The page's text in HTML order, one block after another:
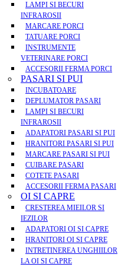
LAMPI SI BECURI
INFRAROSII
MARCARE PORCI
TATUARE PORCI
INSTRUMENTE
VETERINARE PORCI
ACCESORII FERMA PORCI
PASARI SI PUI
INCUBATOARE
DEPLUMATOR PASARI
LAMPI SI BECURI
INFRAROSII
ADAPATORI PASARI SI PUI
HRANITORI PASARI SI PUI
MARCARE PASARI SI PUI
CUIBARE PASARI
COTETE PASARI
ACCESORII FERMA PASARI
OI SI CAPRE
CRESTEREA MIEILOR SI
IEZILOR
ADAPATORI OI SI CAPRE
HRANITORI OI SI CAPRE
INTRETINEREA UNGHIILOR
LA OI SI CAPRE